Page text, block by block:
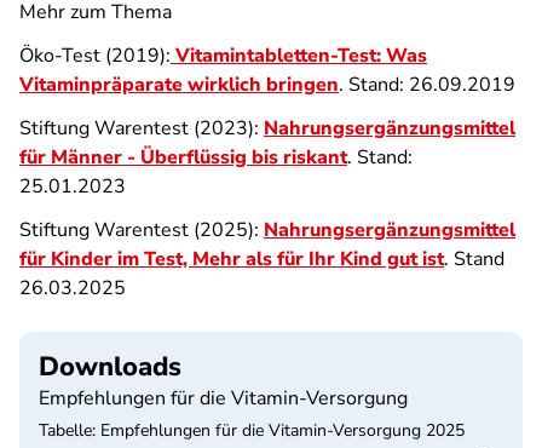
Mehr zum Thema
Öko-Test (2019): Vitamintabletten-Test: Was
Vitaminpräparate wirklich bringen. Stand: 26.09.2019
Stiftung Warentest (2023): Nahrungsergänzungsmittel
für Männer - Überflüssig bis riskant. Stand:
25.01.2023
Stiftung Warentest (2025): Nahrungsergänzungsmittel
für Kinder im Test, Mehr als für Ihr Kind gut ist. Stand
26.03.2025
Downloads
Empfehlungen für die Vitamin-Versorgung
Tabelle: Empfehlungen für die Vitamin-Versorgung 2025